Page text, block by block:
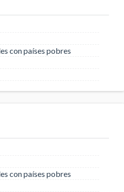
con países pobres
con países pobres